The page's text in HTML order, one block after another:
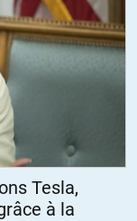
Tesla,
à la